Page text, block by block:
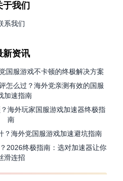
于我们
系我们
新资讯
国服游戏不卡顿的终极解决方案
怎么过？海外党亲测有效的国服
加速指南
海外玩家国服游戏加速器终极指
南
？海外党国服游戏加速避坑指南
2026终极指南：选对加速器让你
滑连招